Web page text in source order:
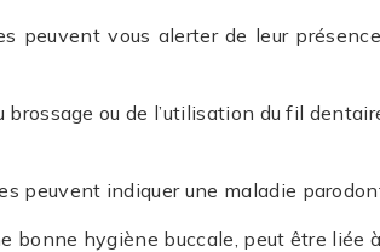
peuvent vous alerter de leur
ou de l’utilisation du fil
peuvent indiquer une maladie
bonne hygiène buccale, peut être liée à